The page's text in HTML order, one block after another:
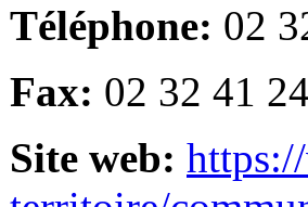
Téléphone: 02
Fax: 02 32 41
Site web: